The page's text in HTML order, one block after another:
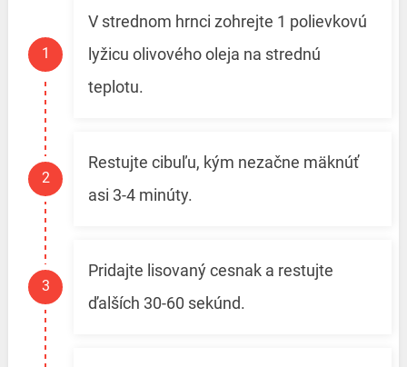
V strednom hrnci zohrejte 1 polievkovú
lyžicu olivového oleja na strednú
teplotu.
Restujte cibuľu, kým nezačne mäknúť
asi 3-4 minúty.
Pridajte lisovaný cesnak a restujte
ďalších 30-60 sekúnd.